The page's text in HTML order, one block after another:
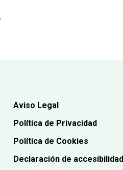
Aviso Legal
Política de Privacidad
Política de Cookies
Declaración de accesibilidad